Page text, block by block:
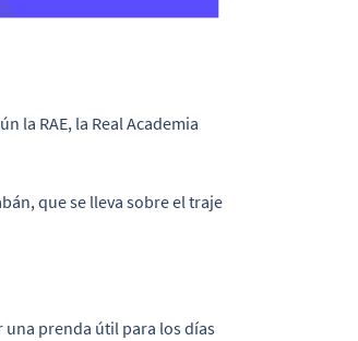
la RAE, la Real Academia
que se lleva sobre el traje
una prenda útil para los días